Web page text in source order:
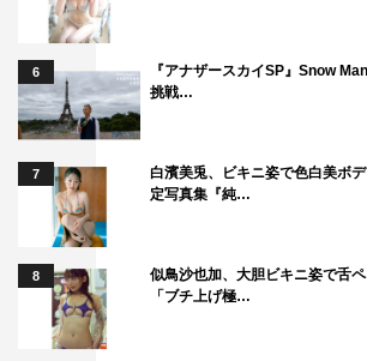
6
『アナザースカイSP』Snow
挑戦…
7
白濱美兎、ビキニ姿で色白美ボ
定写真集『純…
8
似鳥沙也加、大胆ビキニ姿で舌
「ブチ上げ極…